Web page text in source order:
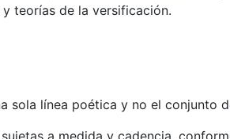
teorías de la versificación.
sola línea poética y no el conjunto
a medida y cadencia,